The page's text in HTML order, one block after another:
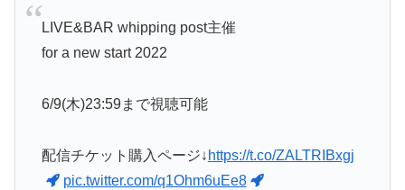
LIVE&BAR whipping post主催
for a new start 2022
6/9(木)23:59まで視聴可能
配信チケット購入ページ↓ https://t.co/ZALTRIBxgj
pic.twitter.com/q1Ohm6uEe8